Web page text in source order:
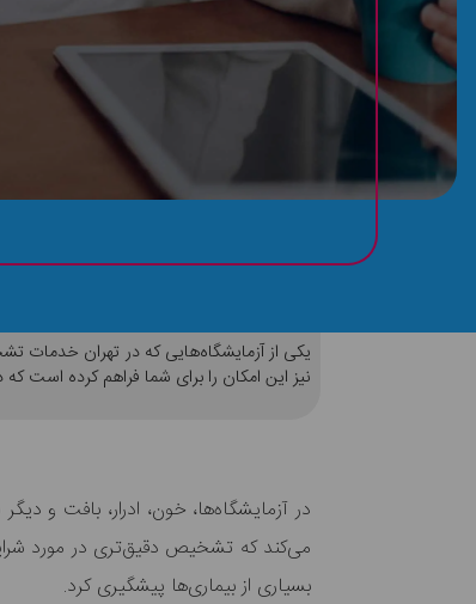
یکی از آزمایشگاه‌هایی که در تهران خدمات
نیز این امکان را برای شما فراهم کرده است
در آزمایشگاه‌ها، خون، ادرار، بافت و
می‌کند که تشخیص دقیق‌تری در مورد شرایط
بسیاری از بیماری‌ها پیشگیری کرد.